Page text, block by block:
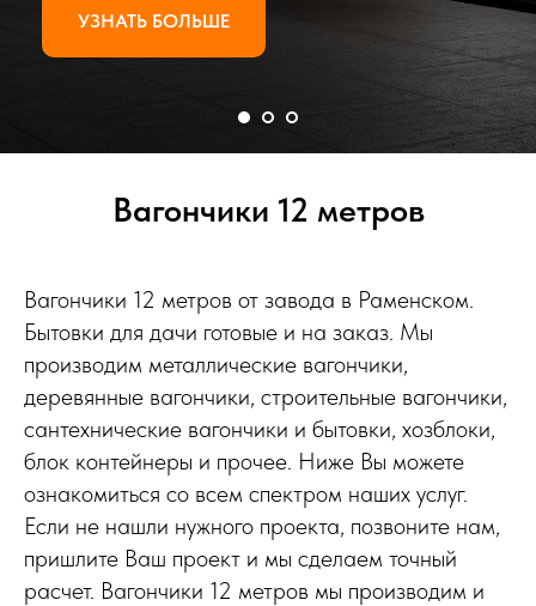
УЗНАТЬ БОЛЬШЕ
Вагончики 12 метров
Вагончики 12 метров от завода в Раменском.
Бытовки для дачи готовые и на заказ. Мы
производим металлические вагончики,
деревянные вагончики, строительные вагончики,
сантехнические вагончики и бытовки, хозблоки,
блок контейнеры и прочее. Ниже Вы можете
ознакомиться со всем спектром наших услуг.
Если не нашли нужного проекта, позвоните нам,
пришлите Ваш проект и мы сделаем точный
расчет. Вагончики 12 метров мы производим и